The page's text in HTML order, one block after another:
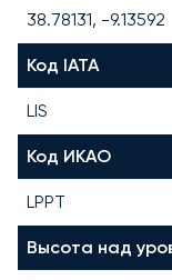
38.78131, -9.13592
Код IATA
LIS
Код ИКАО
LPPT
Высота над